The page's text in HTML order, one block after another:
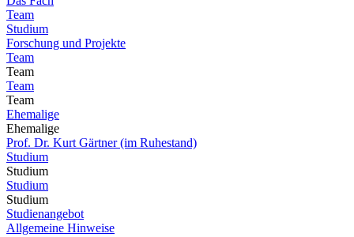
Team
Studium
Forschung und Projekte
Team
Team
Team
Team
Ehemalige
Ehemalige
Prof. Dr. Kurt Gärtner (im Ruhestand)
Studium
Studium
Studium
Studium
Studienangebot
Allgemeine Hinweise